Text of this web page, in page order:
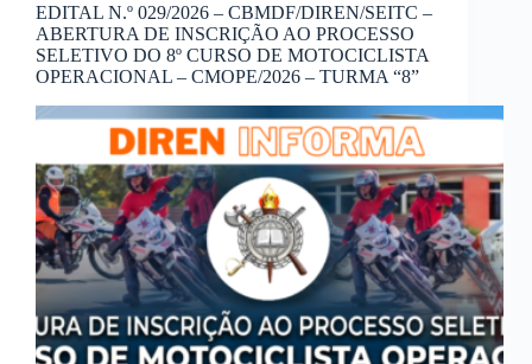
EDITAL N.º 029/2026 – CBMDF/DIREN/SEITC –
ABERTURA DE INSCRIÇÃO AO PROCESSO
SELETIVO DO 8º CURSO DE MOTOCICLISTA
OPERACIONAL – CMOPE/2026 – TURMA “8”